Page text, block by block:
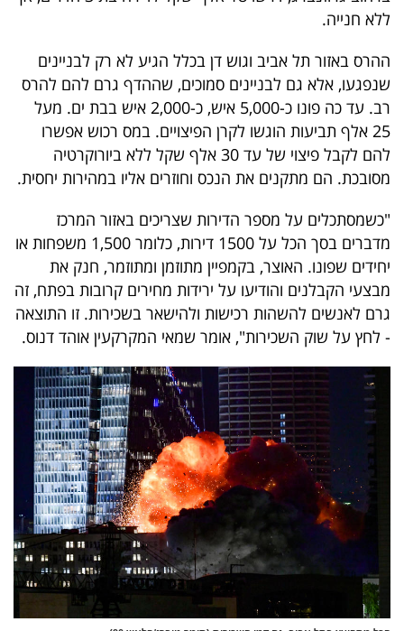
פרסמו
עקבו
אחרינו:
ללא חנייה.
ההרס באזור תל אביב וגוש דן בכלל הגיע לא רק לבניינים
שנפגעו, אלא גם לבניינים סמוכים, שההדף גרם להם להרס
רב. עד כה פונו כ-5,000 איש, כ-2,000 איש בבת ים. מעל
25 אלף תביעות הוגשו לקרן הפיצויים. במס רכוש אפשרו
להם לקבל פיצוי של עד 30 אלף שקל ללא ביורוקרטיה
מסובכת. הם מתקנים את הנכס וחוזרים אליו במהירות יחסית.
"כשמסתכלים על מספר הדירות שצריכים באזור המרכז
מדברים בסך הכל על 1500 דירות, כלומר 1,500 משפחות או
יחידים שפונו. האוצר, בקמפיין מתוזמן ומתוזמר, חנק את
מבצעי הקבלנים והודיעו על ירידות מחירים קרובות בפתח, זה
גרם לאנשים להשהות רכישות ולהישאר בשכירות. זו התוצאה
- לחץ על שוק השכירות", אומר שמאי המקרקעין אוהד דנוס.